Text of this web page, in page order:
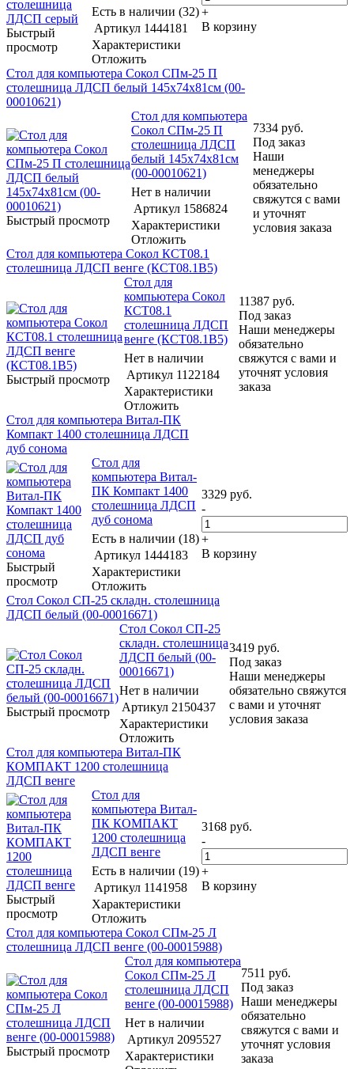
Быстрый
просмотр
Есть в наличии (32)
Артикул 1444181
Характеристики
Отложить
+
В корзину
Стол для компьютера Сокол СПм-25 П
столешница ЛДСП белый 145x74x81см (00-
00010621)
Быстрый просмотр
Стол для компьютера
Сокол СПм-25 П
столешница ЛДСП
белый 145x74x81см
(00-00010621)
Нет в наличии
Артикул 1586824
Характеристики
Отложить
7334 руб.
Под заказ
Наши
менеджеры
обязательно
свяжутся с вами
и уточнят
условия заказа
Стол для компьютера Сокол КСТ08.1
столешница ЛДСП венге (КСТ08.1В5)
Быстрый просмотр
Стол для
компьютера Сокол
КСТ08.1
столешница ЛДСП
венге (КСТ08.1В5)
Нет в наличии
Артикул 1122184
Характеристики
Отложить
11387 руб.
Под заказ
Наши менеджеры
обязательно
свяжутся с вами и
уточнят условия
заказа
Стол для компьютера Витал-ПК
Компакт 1400 столешница ЛДСП
дуб сонома
Быстрый
просмотр
Стол для
компьютера Витал-
ПК Компакт 1400
столешница ЛДСП
дуб сонома
Есть в наличии (18)
Артикул 1444183
Характеристики
Отложить
3329 руб.
-
+
В корзину
Стол Сокол СП-25 складн. столешница
ЛДСП белый (00-00016671)
Быстрый просмотр
Стол Сокол СП-25
складн. столешница
ЛДСП белый (00-
00016671)
Нет в наличии
Артикул 2150437
Характеристики
Отложить
3419 руб.
Под заказ
Наши менеджеры
обязательно свяжутся
с вами и уточнят
условия заказа
Стол для компьютера Витал-ПК
КОМПАКТ 1200 столешница
ЛДСП венге
Быстрый
просмотр
Стол для
компьютера Витал-
ПК КОМПАКТ
1200 столешница
ЛДСП венге
Есть в наличии (19)
Артикул 1141958
Характеристики
Отложить
3168 руб.
-
+
В корзину
Стол для компьютера Сокол СПм-25 Л
столешница ЛДСП венге (00-00015988)
Быстрый просмотр
Стол для компьютера
Сокол СПм-25 Л
столешница ЛДСП
венге (00-00015988)
Нет в наличии
Артикул 2095527
Характеристики
7511 руб.
Под заказ
Наши менеджеры
обязательно
свяжутся с вами и
уточнят условия
заказа